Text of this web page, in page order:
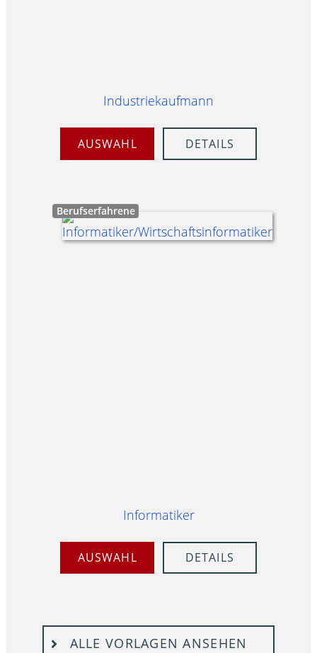
Industriekaufmann
AUSWAHL DETAILS
Berufserfahrene
Informatiker
AUSWAHL DETAILS
ALLE VORLAGEN ANSEHEN